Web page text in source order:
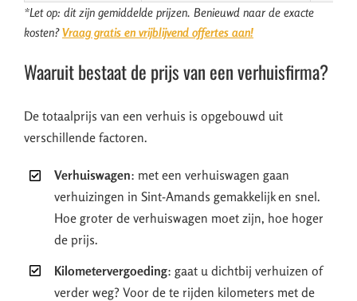
*Let op: dit zijn gemiddelde prijzen. Benieuwd naar de exacte
kosten?Vraag gratis en vrijblijvend offertes aan!
Waaruit bestaat de prijs van een verhuisfirma?
De totaalprijs van een verhuis is opgebouwd uit
verschillende factoren.
Verhuiswagen: met een verhuiswagen gaan
verhuizingen in Sint-Amands gemakkelijk en snel.
Hoe groter de verhuiswagen moet zijn, hoe hoger
de prijs.
Kilometervergoeding: gaat u dichtbij verhuizen of
verder weg? Voor de te rijden kilometers met de